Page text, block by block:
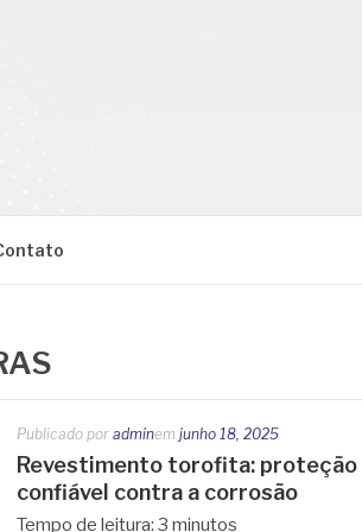
Publicado por adminem junho 18, 2025
Revestimento torofita: proteção
confiável contra a corrosão
Tempo de leitura: 3 minutos